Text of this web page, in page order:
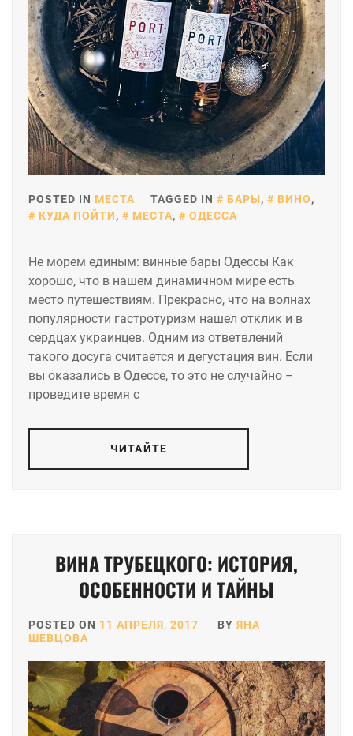
POSTED IN МЕСТА TAGGED IN БАРЫ, ВИНО,
КУДА ПОЙТИ, МЕСТА, ОДЕССА
Не морем единым: винные бары Одессы Как
хорошо, что в нашем динамичном мире есть
место путешествиям. Прекрасно, что на волнах
популярности гастротуризм нашел отклик и в
сердцах украинцев. Одним из ответвлений
такого досуга считается и дегустация вин. Если
вы оказались в Одессе, то это не случайно –
проведите время с
ЧИТАЙТЕ
ВИНА ТРУБЕЦКОГО: ИСТОРИЯ,
ОСОБЕННОСТИ И ТАЙНЫ
POSTED ON 11 АПРЕЛЯ, 2017 BY ЯНА
ШЕВЦОВА